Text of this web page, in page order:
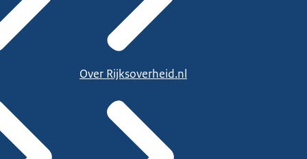
Over Rijksoverheid.nl